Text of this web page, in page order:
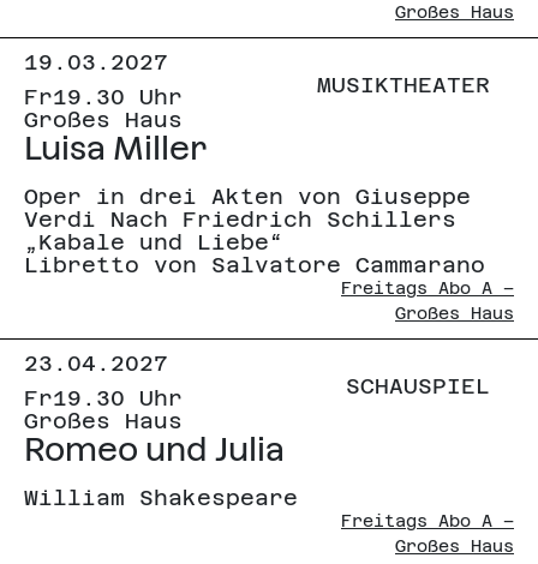
Großes Haus
19.03.2027
Fr19.30 Uhr
Großes Haus
Luisa Miller
Oper in drei Akten von Giuseppe
Verdi Nach Friedrich Schillers
„Kabale und Liebe“
Libretto von Salvatore Cammarano
MUSIKTHEATER
Freitags Abo A –
Großes Haus
23.04.2027
Fr19.30 Uhr
Großes Haus
Romeo und Julia
William Shakespeare
SCHAUSPIEL
Freitags Abo A –
Großes Haus